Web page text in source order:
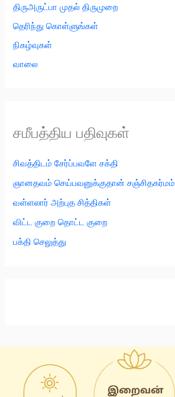
திருஅருட்பா முதல் திருமுறை
தெரிந்து கொள்ளுங்கள்
நிகழ்வுகள்
வாலை
சமீபத்திய பதிவுகள்
சிவத்திடம் சேர்ப்பவளே சக்தி
ஞானதவம் செய்பவனுக்குதான் சஞ்சிதகர்மம்
வள்ளலார் அற்புத சித்திகள்
விட்ட குறை தொட்ட குறை
பக்தி செலுத்து